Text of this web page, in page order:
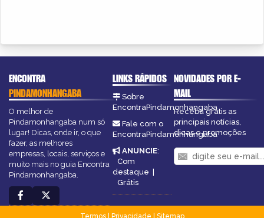
ENCONTRA
PINDAMONHANGABA
O melhor de
Pindamonhangaba num só
lugar! Dicas, onde ir, o que
fazer, as melhores
empresas, locais, serviços e
muito mais no guia Encontra
Pindamonhangaba.
LINKS RÁPIDOS
Sobre
EncontraPindamonhangaba
Fale com o
EncontraPindamonhangaba
ANUNCIE:
Com
destaque |
Grátis
NOVIDADES POR E-
MAIL
Receba grátis as
principais notícias,
dicas e promoções
Termos| Privacidade
Sitemap